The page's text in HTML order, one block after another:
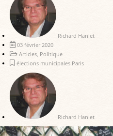
Richard Hanlet
03 février 2020
Articles, Politique
élections municipales Paris
Richard Hanlet